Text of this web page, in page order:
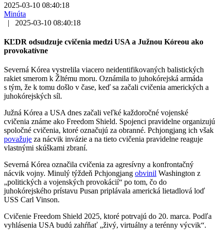
2025-03-10 08:40:18
Minúta
|
2025-03-10 08:40:18
KĽDR odsudzuje cvičenia medzi USA a Južnou Kóreou ako
provokatívne
Severná Kórea vystrelila viacero neidentifikovaných balistických
rakiet smerom k Žltému moru. Oznámila to juhokórejská armáda
s tým, že k tomu došlo v čase, keď sa začali cvičenia amerických a
juhokórejských síl.
Južná Kórea a USA dnes začali veľké každoročné vojenské
cvičenia známe ako Freedom Shield. Spojenci pravidelne organizujú
spoločné cvičenia, ktoré označujú za obranné. Pchjongjang ich však
považuje za nácvik invázie a na tieto cvičenia pravidelne reaguje
vlastnými skúškami zbraní.
Severná Kórea označila cvičenia za agresívny a konfrontačný
nácvik vojny. Minulý týždeň Pchjongjang obvinil Washington z
„politických a vojenských provokácií“ po tom, čo do
juhokórejského prístavu Pusan priplávala americká lietadlová loď
USS Carl Vinson.
Cvičenie Freedom Shield 2025, ktoré potrvajú do 20. marca. Podľa
vyhlásenia USA budú zahŕňať „živý, virtuálny a terénny výcvik“.